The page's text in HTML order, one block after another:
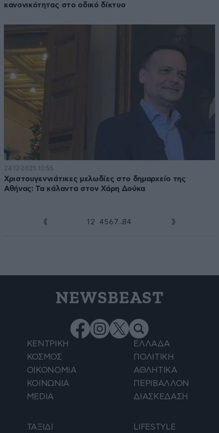
κανονικότητας στο οδικό δίκτυο
24·12·2025 10:55
Χριστουγεννιάτικες μελωδίες στο δημαρχείο της
Αθήνας: Τα κάλαντα στον Χάρη Δούκα
1 2 4 5 6 7...84
NEWSBEAST
ΚΕΝΤΡΙΚΗ
ΕΛΛΑΔΑ
ΚΟΣΜΟΣ
ΠΟΛΙΤΙΚΗ
ΟΙΚΟΝΟΜΙΑ
ΑΘΛΗΤΙΚΑ
ΚΟΙΝΩΝΙΑ
ΠΕΡΙΒΑΛΛΟΝ
MEDIA
ΔΙΑΣΚΕΔΑΣΗ
ΤΑΞΙΔΙ LIFESTYLE